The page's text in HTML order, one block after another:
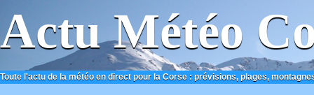
Actu Météo
Toute l'actu de la météo en direct pour la Corse : prévisions, plages,